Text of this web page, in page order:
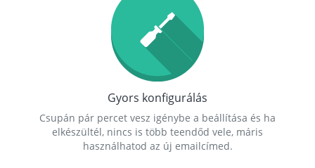
Gyors konfigurálás
Csupán pár percet vesz igénybe a beállítása és ha
elkészültél, nincs is több teendőd vele, máris
használhatod az új emailcímed.